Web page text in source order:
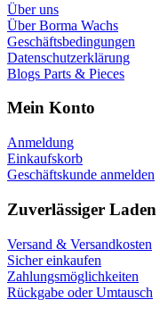
Über uns
Über Borma Wachs
Geschäftsbedingungen
Datenschutzerklärung
Blogs Parts & Pieces
Mein Konto
Anmeldung
Einkaufskorb
Geschäftskunde anmelden
Zuverlässiger Laden
Versand & Versandkosten
Sicher einkaufen
Zahlungsmöglichkeiten
Rückgabe oder Umtausch